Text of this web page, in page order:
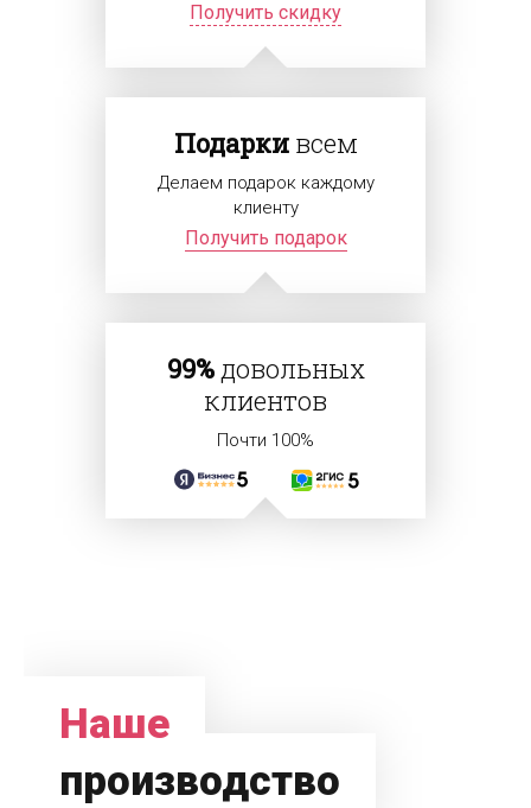
Получить скидку
Подаркивсем
Делаем подарок каждому
клиенту
Получить подарок
99%довольных
клиентов
Почти 100%
Наше
производство